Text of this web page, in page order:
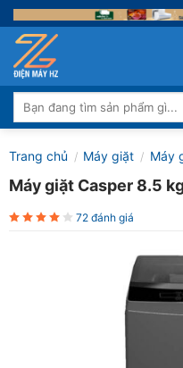
Skip
to
content
Tìm
kiếm:
Trang chủ / Máy giặt / Máy
Máy giặt Casper 8.5
72 đánh giá